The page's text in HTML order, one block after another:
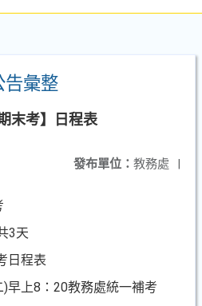
告彙整
末考】日程表
發布單位： 教務處 |
3天
日程表
早上8：20教務處統一補考